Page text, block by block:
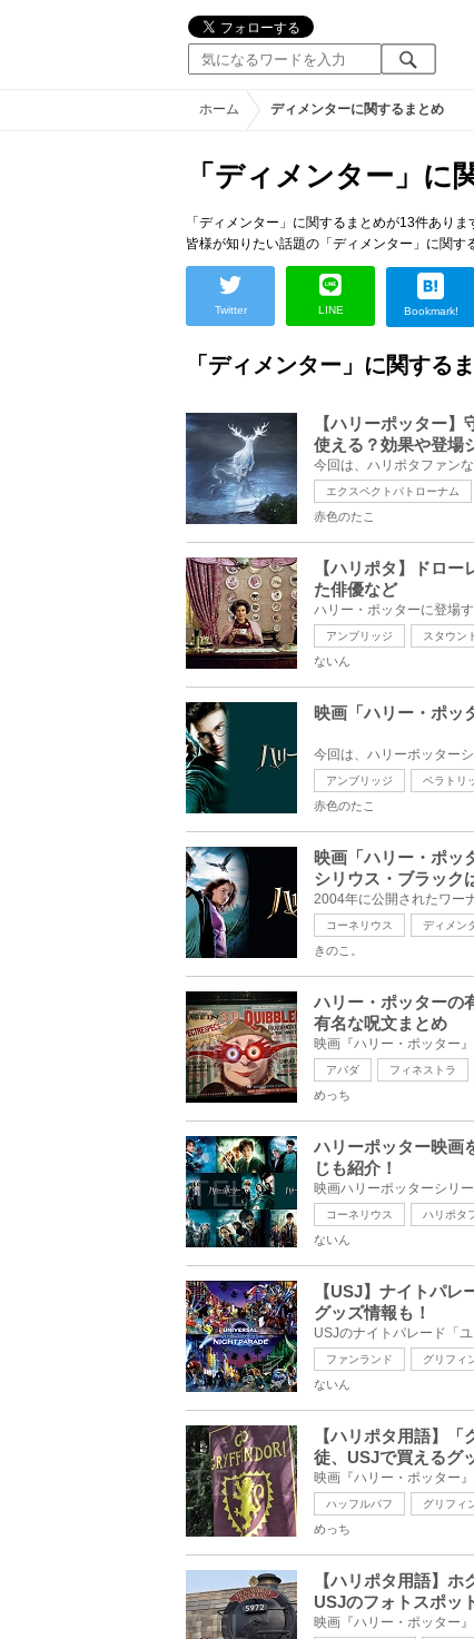
ホーム ディメンターに関するまとめ
「ディメンター」に
「ディメンター」に関するまとめが13件ありま
皆様が知りたい話題の「ディメンター」に関す
Twitter LINE Bookmark!
「ディメンター」に関する
【ハリーポッター
使える？効果や登場
エクスペクトパトローナム
赤色のたこ
【ハリポタ】ドロ
た俳優など
アンブリッジ スタウン
ないん
映画「ハリー・ポッ
アンブリッジ ベラトリ
赤色のたこ
映画「ハリー・ポッ
シリウス・ブラック
コーネリウス ディメン
きのこ。
ハリー・ポッターの
有名な呪文まとめ
アバダ フィネストラ
めっち
ハリーポッター映画
じも紹介！
コーネリウス ハリポタ
ないん
【USJ】ナイトパレ
グッズ情報も！
ファンランド グリフィ
ないん
【ハリポタ用語】
徒、USJで買えるグ
ハッフルパフ グリフィ
めっち
【ハリポタ用語】
USJのフォトスポッ